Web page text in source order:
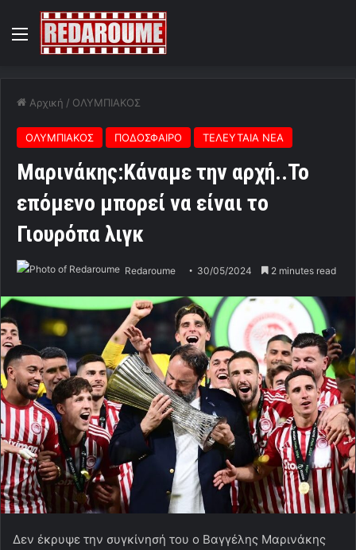
Menu
Αρχική / ΟΛΥΜΠΙΑΚΟΣ
ΟΛΥΜΠΙΑΚΟΣ ΠΟΔΟΣΦΑΙΡΟ ΤΕΛΕΥΤΑΙΑ ΝΕΑ
Mαρινάκης:Κάναμε την αρχή..Το
επόμενο μπορεί να είναι το
Γιουρόπα λιγκ
Redaroume 30/05/2024 2 minutes read
Δεν έκρυψε την συγκίνησή του ο Βαγγέλης Μαρινάκης